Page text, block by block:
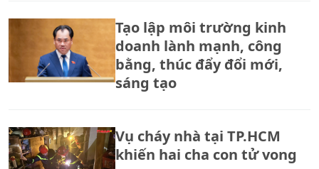
Tạo lập môi trường kinh
doanh lành mạnh, công
bằng, thúc đẩy đổi mới,
sáng tạo
Vụ cháy nhà tại TP.HCM
khiến hai cha con tử vong